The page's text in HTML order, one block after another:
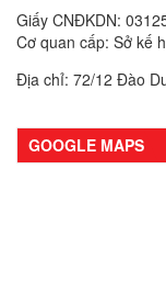
Giấy CNĐKDN:
Cơ quan cấp: Sở kế
Địa chỉ: 72/12 Đào
GOOGLE MAPS